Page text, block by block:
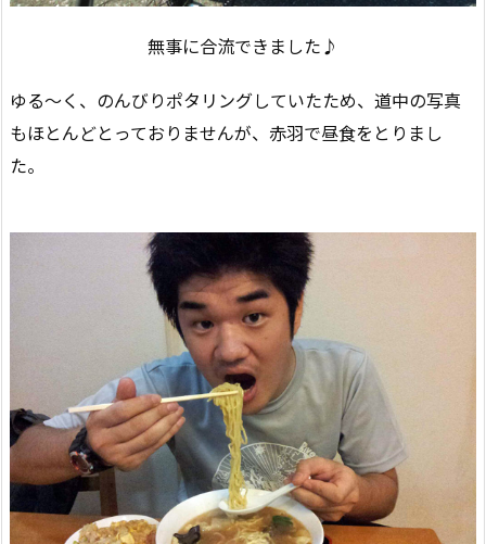
無事に合流できました♪
ゆる～く、のんびりポタリングしていたため、道中の写真
もほとんどとっておりませんが、赤羽で昼食をとりまし
た。